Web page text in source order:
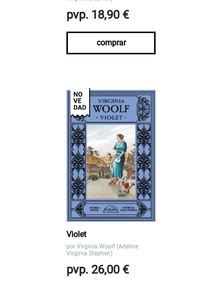
pvp. 18,90 €
comprar
Violet
por Virginia Woolf (Adeline
Virginia Stephen)
pvp. 26,00 €